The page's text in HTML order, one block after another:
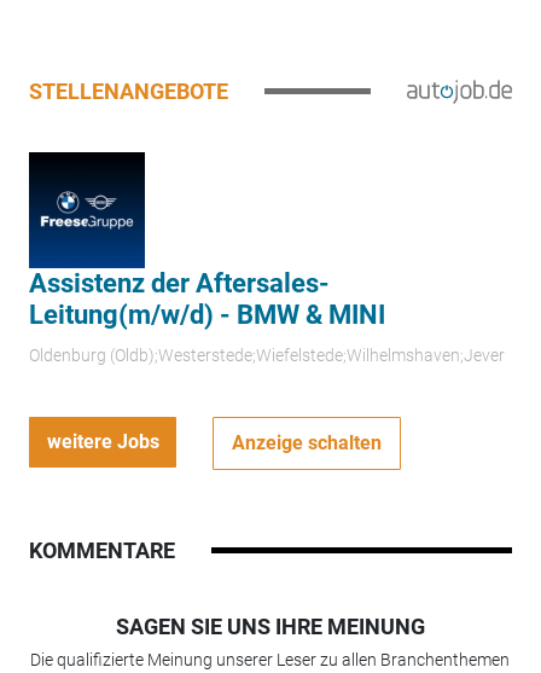
STELLENANGEBOTE
Assistenz der Aftersales-
Leitung(m/w/d) - BMW & MINI
Oldenburg (Oldb);Westerstede;Wiefelstede;Wilhelmshaven;Jever
weitere Jobs Anzeige schalten
KOMMENTARE
SAGEN SIE UNS IHRE MEINUNG
Die qualifizierte Meinung unserer Leser zu allen Branchenthemen